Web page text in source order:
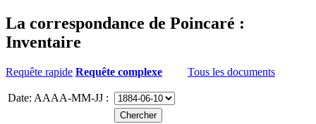
La correspondance de Poincaré :
Inventaire
Requête rapide Requête complexe Tous les documents
Date: AAAA-MM-JJ :